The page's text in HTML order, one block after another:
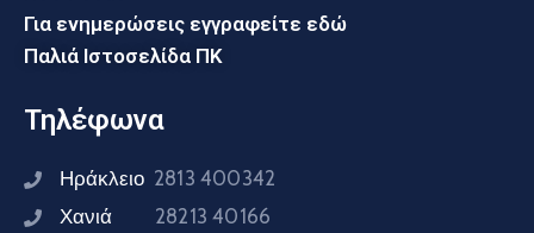
Για ενημερώσεις εγγραφείτε εδώ
Παλιά Ιστοσελίδα ΠΚ
Τηλέφωνα
Ηράκλειο 2813 400342
Χανιά 28213 40166